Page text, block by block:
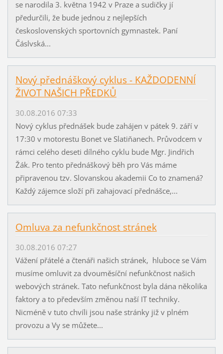
se narodila 3. května 1942 v Praze a sudičky jí
předurčili, že bude jednou z nejlepších
československých sportovních gymnastek. Paní
Čáslvská...
Nový přednáškový cyklus - KAŽDODENNÍ
ŽIVOT NAŠICH PŘEDKŮ
30.08.2016 07:33
Nový cyklus přednášek bude zahájen v pátek 9. září v
17:30 v motorestu Bonet ve Slatiňanech. Průvodcem v
rámci celého deseti dílného cyklu bude Mgr. Jindřich
Žák. Pro tento přednáškový běh pro Vás máme
připravenou tzv. Slovanskou akademii Co to znamená?
Každý zájemce složí při zahajovací přednášce,...
Omluva za nefunkčnost stránek
30.08.2016 07:27
Vážení přátelé a čtenáři našich stránek, hluboce se Vám
musíme omluvit za dvouměsíční nefunkčnost našich
webových stránek. Tato nefunkčnost byla dána několika
faktory a to především změnou naší IT techniky.
Nicméně v tuto chvíli jsou naše stránky již v plném
provozu a Vy se můžete...